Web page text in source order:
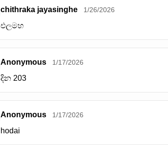
chithraka jayasinghe 1/26/2026
එලමහ
Anonymous 1/17/2026
දින 203
Anonymous 1/17/2026
hodai